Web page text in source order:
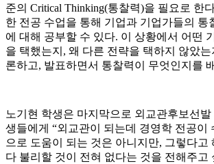
준의 Critical Thinking(통찰력)을 필요로 한
한 전공 수업을 통해 기업과 기업가들의 통
에 대해 공부할 수 있다. 이 상황에서 어떤
을 택했는지, 왜 다른 전략을 택하지 않았
론하고, 발표하면서 통찰력이 무엇인지를
노기현 학생은 마지막으로 외교관후보선
생들에게 “외교관이 되는데 경영학 전공이
으로 도움이 되는 것은 아니지만, 그렇다고
다 불리할 것이 전혀 없다는 것을 전해주고